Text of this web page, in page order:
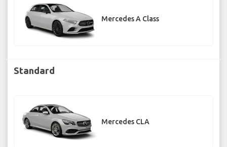
Mercedes A Class
Standard
Mercedes CLA